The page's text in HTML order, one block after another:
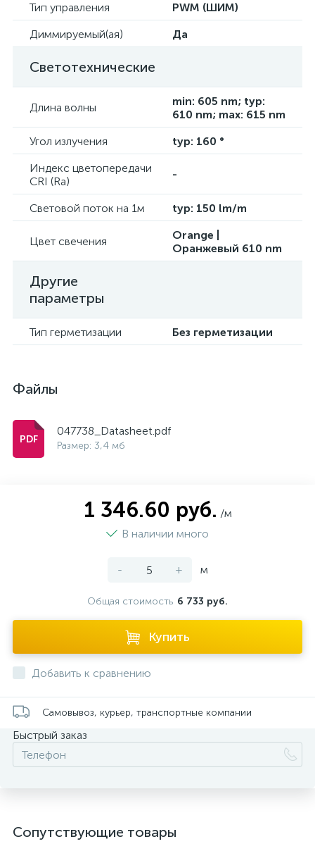
Тип управления
PWM (ШИМ)
Диммируемый(ая)
Да
Светотехнические
Длина волны
min: 605 nm; typ:
610 nm; max: 615 nm
Угол излучения
typ: 160 °
Индекс цветопередачи
CRI (Ra)
-
Световой поток на 1м typ: 150 lm/m
Цвет свечения
Orange |
Оранжевый 610 nm
Другие
параметры
Тип герметизации Без герметизации
Файлы
047738_Datasheet.pdf
Размер: 3,4 мб
1 346.60 руб. /м
В наличии много
- + м
Общая стоимость 6 733 руб.
Купить
Добавить к сравнению
Самовывоз, курьер, транспортные компании
Быстрый заказ
Сопутствующие товары